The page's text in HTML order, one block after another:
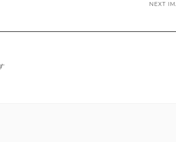
NEXT